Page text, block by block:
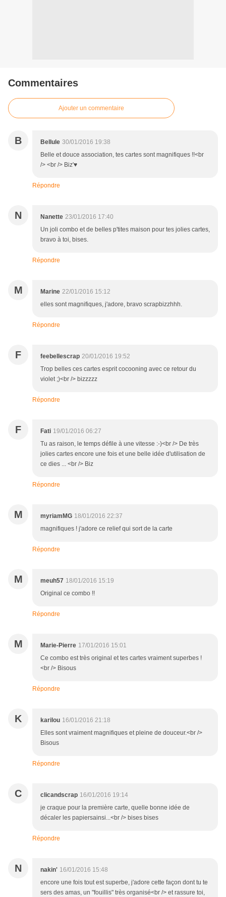
Commentaires
Ajouter un commentaire
B Bellule 30/01/2016 19:38
Belle et douce association, tes cartes sont magnifiques !!<br
/> <br /> Biz'♥
Répondre
N Nanette 23/01/2016 17:40
Un joli combo et de belles p'tites maison pour tes jolies cartes,
bravo à toi, bises.
Répondre
M Marine 22/01/2016 15:12
elles sont magnifiques, j'adore, bravo scrapbizzhhh.
Répondre
F feebellescrap 20/01/2016 19:52
Trop belles ces cartes esprit cocooning avec ce retour du
violet ;)<br /> bizzzzz
Répondre
F Fati 19/01/2016 06:27
Tu as raison, le temps défile à une vitesse :-)<br /> De très
jolies cartes encore une fois et une belle idée d'utilisation de
ce dies ... <br /> Biz
Répondre
M myriamMG 18/01/2016 22:37
magnifiques ! j'adore ce relief qui sort de la carte
Répondre
M meuh57 18/01/2016 15:19
Original ce combo !!
Répondre
M Marie-Pierre 17/01/2016 15:01
Ce combo est très original et tes cartes vraiment superbes !
<br /> Bisous
Répondre
K karilou 16/01/2016 21:18
Elles sont vraiment magnifiques et pleine de douceur.<br />
Bisous
Répondre
C clicandscrap 16/01/2016 19:14
je craque pour la première carte, quelle bonne idée de
décaler les papiersainsi...<br /> bises bises
Répondre
N nakin' 16/01/2016 15:48
encore une fois tout est superbe, j'adore cette façon dont tu te
sers des amas, un "fouillis" très organisé<br /> et rassure toi,